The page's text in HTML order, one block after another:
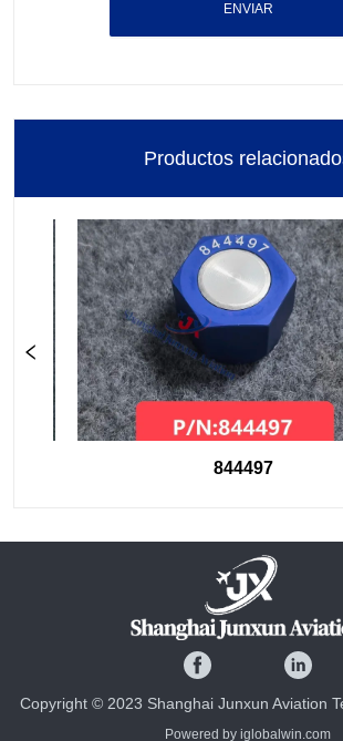
ENVIAR
Productos
844497
Copyright © 2023 Shanghai Junxun Aviation
Powered by iglobalwin.com